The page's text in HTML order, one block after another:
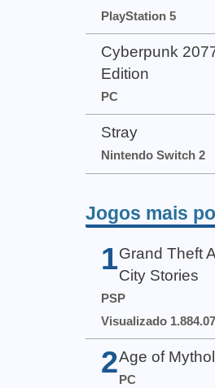
PlayStation 5
Cyberpunk
Edition
PC
Stray
Nintendo Switch 2
Jogos mais
1 Grand Theft
City Stories
PSP
Visualizado
2Age of
PC